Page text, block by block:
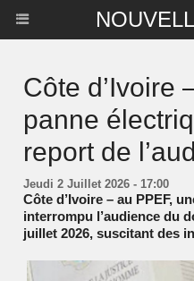
Côte d’Ivoire
panne
report de
Jeudi 2 Juillet 2026 - 17:00
Côte d’Ivoire – au PPEF,
interrompu l’audience du
juillet 2026, suscitant des